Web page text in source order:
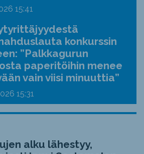
15:41
konkurssin
”Palkkagurun
paperitöihin menee
vain viisi minuuttia”
15:31
alku lähestyy,